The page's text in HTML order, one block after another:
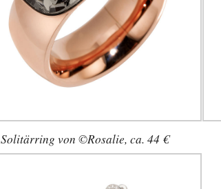
Solitärring von ©Rosalie, ca. 44 €